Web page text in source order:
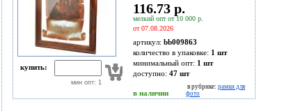
купить:
мин опт: 1
116.73 р.
мелкий опт от 10 000 р.
от 07.08.2026
артикул: bb009863
количество в упаковке: 1 шт
минимальный опт: 1 шт
доступно: 47 шт
в наличии
в рубрике: рамки для
фото